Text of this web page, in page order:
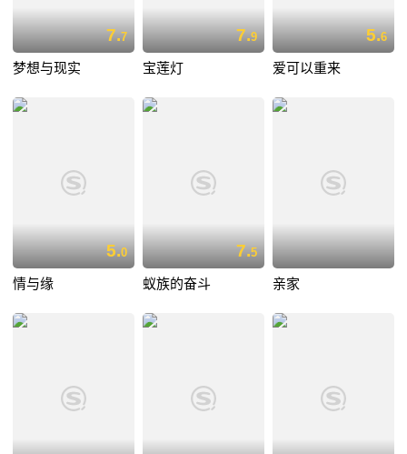
7.7
梦想与现实
7.9
宝莲灯
5.6
爱可以重来
5.0
情与缘
7.5
蚁族的奋斗 亲家